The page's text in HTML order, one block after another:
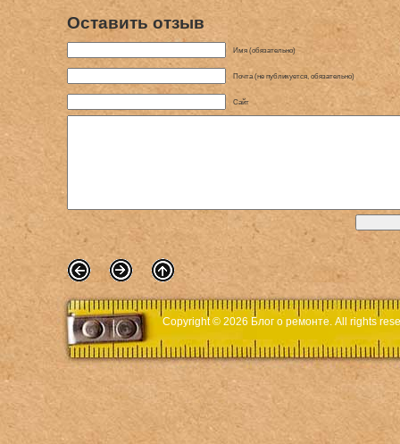
Оставить отзыв
Имя (обязательно)
Почта (не публикуется, обязательно)
Сайт
Copyright © 2026 Блог о ремонте. All rights